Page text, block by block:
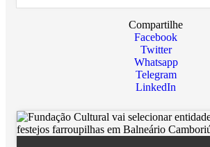
Compartilhe
Facebook
Twitter
Whatsapp
Telegram
LinkedIn